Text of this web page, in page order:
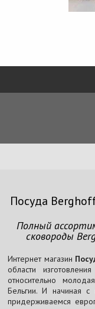
Посуда
Полный
сковороды
Интернет магазин
области
относительно
Бельгии. И начиная с
придерживаемся